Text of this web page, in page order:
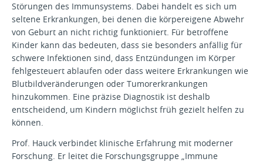
Störungen des Immunsystems. Dabei handelt es sich um
seltene Erkrankungen, bei denen die körpereigene Abwehr
von Geburt an nicht richtig funktioniert. Für betroffene
Kinder kann das bedeuten, dass sie besonders anfällig für
schwere Infektionen sind, dass Entzündungen im Körper
fehlgesteuert ablaufen oder dass weitere Erkrankungen wie
Blutbildveränderungen oder Tumorerkrankungen
hinzukommen. Eine präzise Diagnostik ist deshalb
entscheidend, um Kindern möglichst früh gezielt helfen zu
können.
Prof. Hauck verbindet klinische Erfahrung mit moderner
Forschung. Er leitet die Forschungsgruppe „Immune